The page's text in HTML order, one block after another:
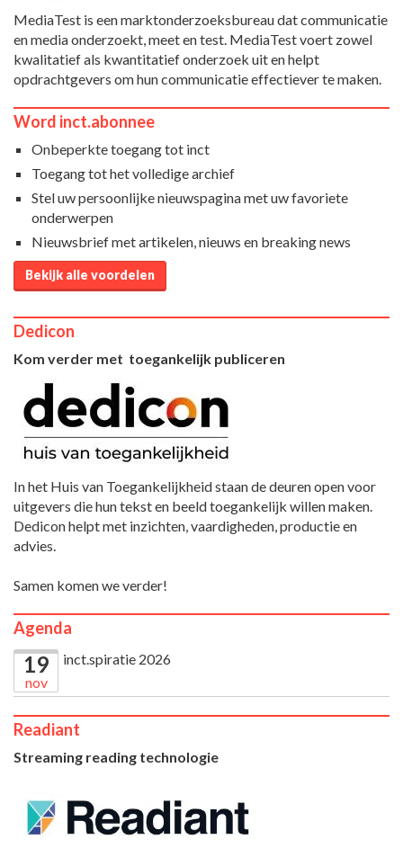
MediaTest is een marktonderzoeksbureau dat communicatie
en media onderzoekt, meet en test. MediaTest voert zowel
kwalitatief als kwantitatief onderzoek uit en helpt
opdrachtgevers om hun communicatie effectiever te maken.
Word inct.abonnee
Onbeperkte toegang tot inct
Toegang tot het volledige archief
Stel uw persoonlijke nieuwspagina met uw favoriete
onderwerpen
Nieuwsbrief met artikelen, nieuws en breaking news
Bekijk alle voordelen
Dedicon
Kom verder met toegankelijk publiceren
In het Huis van Toegankelijkheid staan de deuren open voor
uitgevers die hun tekst en beeld toegankelijk willen maken.
Dedicon helpt met inzichten, vaardigheden, productie en
advies.
Samen komen we verder!
Agenda
19
nov
inct.spiratie 2026
Readiant
Streaming reading technologie